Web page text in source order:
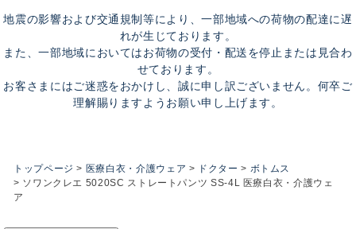
地震の影響および交通規制等により、一部地域への荷物の配達に遅
れが生じております。
また、一部地域においてはお荷物の受付・配送を停止または見合わ
せております。
お客さまにはご迷惑をおかけし、誠に申し訳ございません。何卒ご
理解賜りますようお願い申し上げます。
トップページ 医療白衣・介護ウェア ドクター
ボトムス
ソワンクレエ 5020SC ストレートパンツ SS-4L 医療白衣・介護ウェ
ア